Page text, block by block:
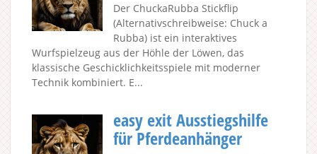
Der ChuckaRubba Stickflip
(Alternativschreibweise: Chuck a
Rubba) ist ein interaktives
Wurfspielzeug aus der Höhle der Löwen, das
klassische Geschicklichkeitsspiele mit moderner
Technik kombiniert. E...
easy exit Ausstiegshilfe
für Pferdeanhänger